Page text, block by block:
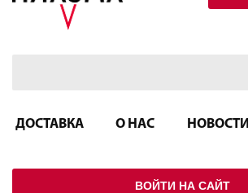
ДОСТАВКА О НАС НОВОСТИ
ВОЙТИ НА САЙТ